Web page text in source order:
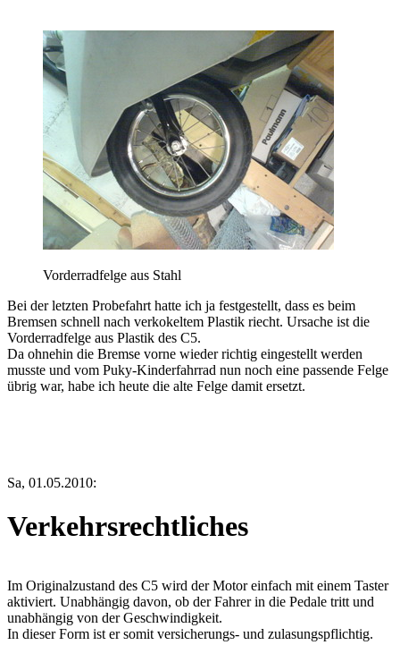
Vorderradfelge aus Stahl
Bei der letzten Probefahrt hatte ich ja festgestellt, dass es beim
Bremsen schnell nach verkokeltem Plastik riecht. Ursache ist die
Vorderradfelge aus Plastik des C5.
Da ohnehin die Bremse vorne wieder richtig eingestellt werden
musste und vom Puky-Kinderfahrrad nun noch eine passende Felge
übrig war, habe ich heute die alte Felge damit ersetzt.
Sa, 01.05.2010:
Verkehrsrechtliches
Im Originalzustand des C5 wird der Motor einfach mit einem Taster
aktiviert. Unabhängig davon, ob der Fahrer in die Pedale tritt und
unabhängig von der Geschwindigkeit.
In dieser Form ist er somit versicherungs- und zulasungspflichtig.